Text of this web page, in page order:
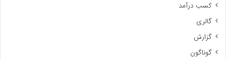
کسب درآمد
گالری
گزارش
گوناگون